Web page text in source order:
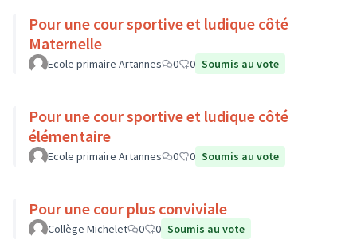
Pour une cour sportive et ludique côté
Maternelle
Ecole primaire Artannes 0 0 Soumis au vote
Pour une cour sportive et ludique côté
élémentaire
Ecole primaire Artannes 0 0 Soumis au vote
Pour une cour plus conviviale
Collège Michelet 0 0 Soumis au vote